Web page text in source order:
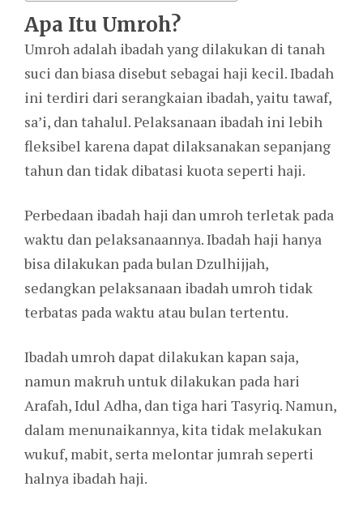
Apa Itu Umroh?
Umroh adalah ibadah yang dilakukan di tanah
suci dan biasa disebut sebagai haji kecil. Ibadah
ini terdiri dari serangkaian ibadah, yaitu tawaf,
sa’i, dan tahalul. Pelaksanaan ibadah ini lebih
fleksibel karena dapat dilaksanakan sepanjang
tahun dan tidak dibatasi kuota seperti haji.
Perbedaan ibadah haji dan umroh terletak pada
waktu dan pelaksanaannya. Ibadah haji hanya
bisa dilakukan pada bulan Dzulhijjah,
sedangkan pelaksanaan ibadah umroh tidak
terbatas pada waktu atau bulan tertentu.
Ibadah umroh dapat dilakukan kapan saja,
namun makruh untuk dilakukan pada hari
Arafah, Idul Adha, dan tiga hari Tasyriq. Namun,
dalam menunaikannya, kita tidak melakukan
wukuf, mabit, serta melontar jumrah seperti
halnya ibadah haji.